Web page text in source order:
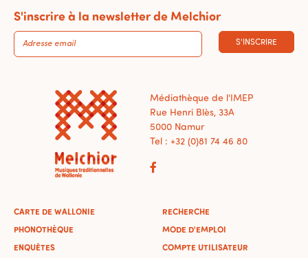
S'inscrire à la newsletter de Melchior
S'INSCRIRE
Médiathèque de l'IMEP
Rue Henri Blès, 33A
5000 Namur
Tel : +32 (0)81 74 46 80
CARTE DE WALLONIE
PHONOTHÈQUE
ENQUÊTES
RECHERCHE
MODE D'EMPLOI
COMPTE UTILISATEUR